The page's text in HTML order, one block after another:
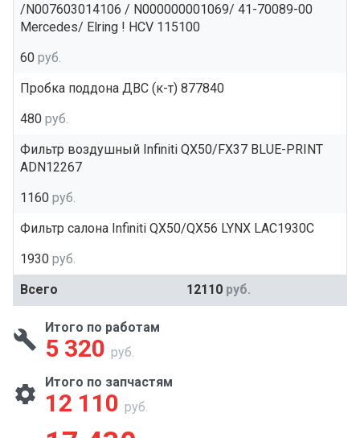
/N007603014106 / N000000001069/ 41-70089-00
Mercedes/ Elring ! HCV 115100
60 руб.
Пробка поддона ДВС (к-т) 877840
480 руб.
Фильтр воздушный Infiniti QX50/FX37 BLUE-PRINT
ADN12267
1160 руб.
Фильтр салона Infiniti QX50/QX56 LYNX LAC1930C
1930 руб.
Всего
12110 руб.
Итого по работам
5 320 руб.
Итого по запчастям
12 110 руб.